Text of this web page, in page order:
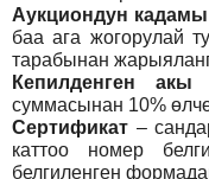
Аукциондун кадамы
баа ага жогорулай
тарабынан
Кепилденген акы
суммасынан 10%
Сертификат –
каттоо номер
белгиленген